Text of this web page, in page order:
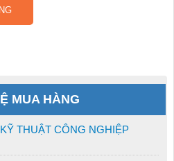
MUA HÀNG
THUẬT CÔNG NGHIỆP